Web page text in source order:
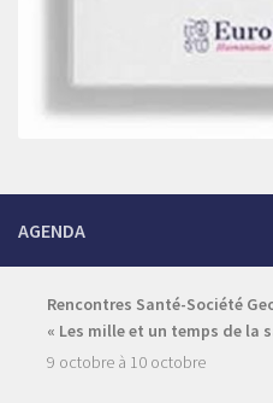
AGENDA
Rencontres Santé-Société
« Les mille et un temps de la
9 octobre à 10 octobre